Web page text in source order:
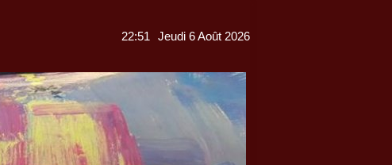
Jeudi 6 Août 2026
22:51